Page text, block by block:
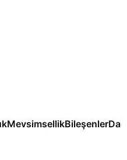
MevsimsellikBileşenler